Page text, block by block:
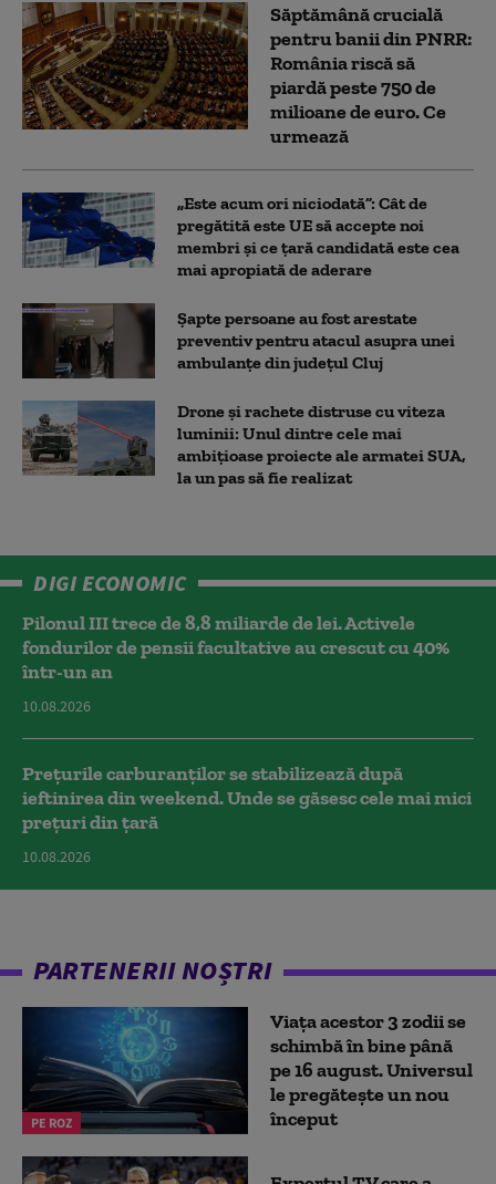
Săptămână crucială
pentru banii din PNRR:
România riscă să
piardă peste 750 de
milioane de euro. Ce
urmează
„Este acum ori niciodată”: Cât de
pregătită este UE să accepte noi
membri și ce țară candidată este cea
mai apropiată de aderare
Șapte persoane au fost arestate
preventiv pentru atacul asupra unei
ambulanțe din județul Cluj
Drone și rachete distruse cu viteza
luminii: Unul dintre cele mai
ambițioase proiecte ale armatei SUA,
la un pas să fie realizat
DIGI ECONOMIC
Pilonul III trece de 8,8 miliarde de lei. Activele
fondurilor de pensii facultative au crescut cu 40%
într-un an
10.08.2026
Prețurile carburanților se stabilizează după
ieftinirea din weekend. Unde se găsesc cele mai mici
prețuri din țară
10.08.2026
PARTENERII NOȘTRI
PE ROZ
Viața acestor 3 zodii se
schimbă în bine până
pe 16 august. Universul
le pregătește un nou
început